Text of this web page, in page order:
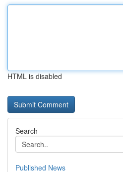
HTML is disabled
Search
Published News